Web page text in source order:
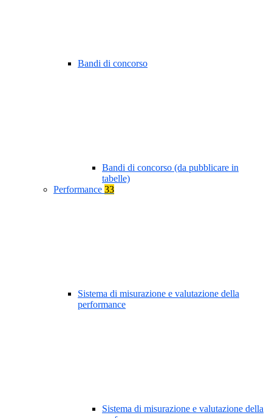
Bandi di concorso
Bandi di concorso (da pubblicare in
tabelle)
Performance 33
Sistema di misurazione e valutazione della
performance
Sistema di misurazione e valutazione della